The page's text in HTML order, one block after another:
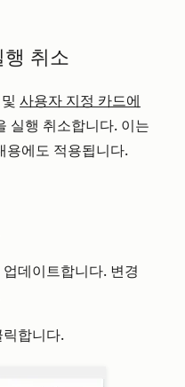
취소
사용자 지정 카드에
실행 취소합니다. 이는
용에도 적용됩니다.
데이트합니다. 변경
릭합니다.